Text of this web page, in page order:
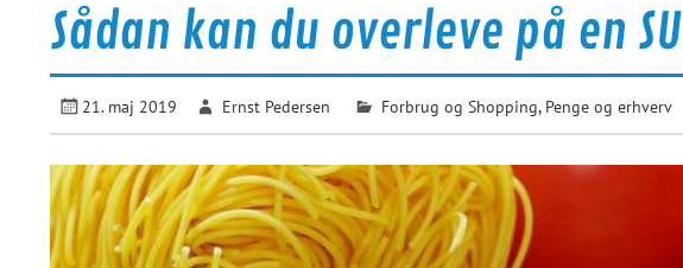
Sådan kan du overleve på en SU
21. maj 2019 Ernst Pedersen Forbrug og Shopping, Penge og erhverv